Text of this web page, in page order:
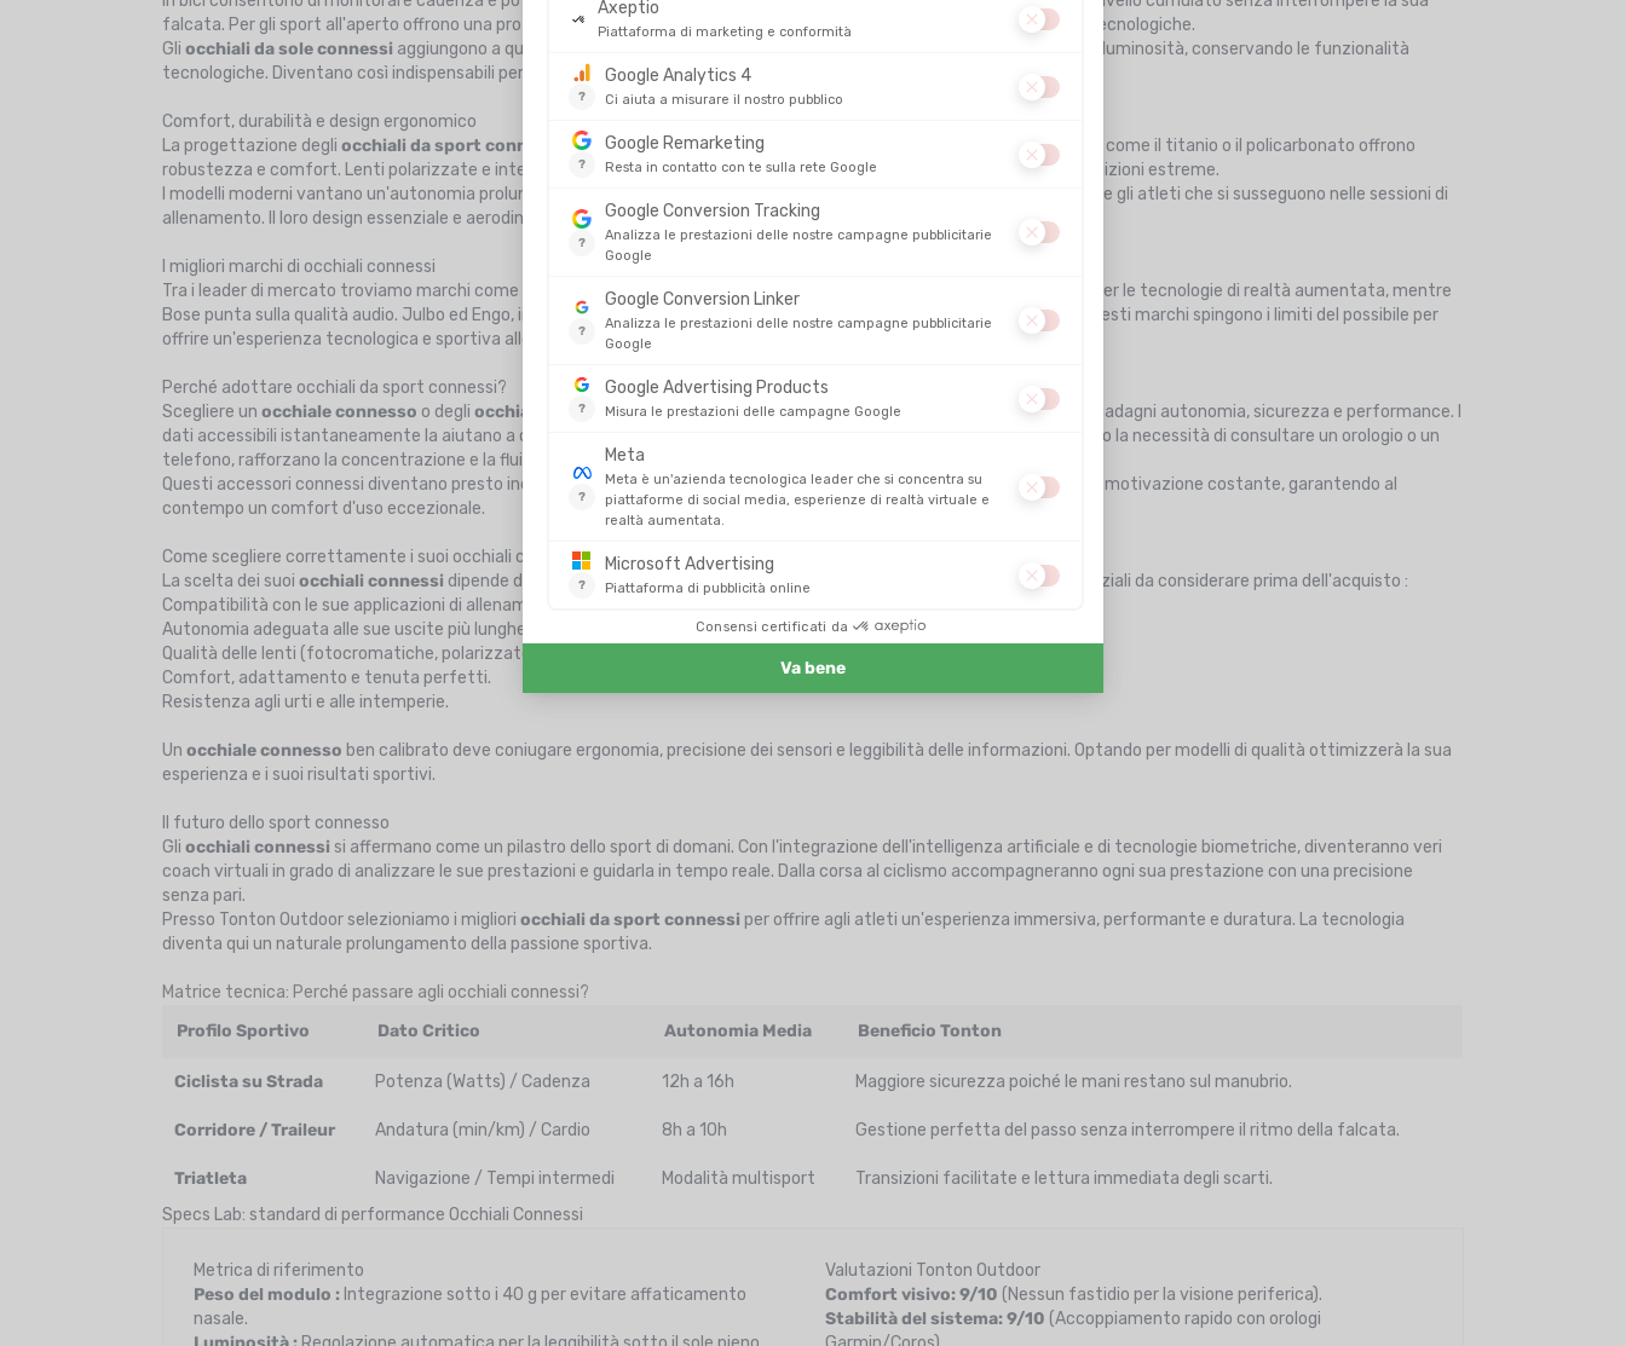
falcata. Per gli sport all'aperto offrono una protezione UV ottimale mantenendo contemporaneamente le funzionalità tecnologiche.
Gliocchiali da sole connessi aggiungono a questi benefici una protezione oculare completa contro i raggi UV e l'intensa luminosità, conservando le funzionalità
tecnologiche. Diventano così indispensabili per uscite lunghe o competizioni sotto il sole.
Comfort, durabilità e design ergonomico
La progettazione degliocchiali da sport connessi
si basa su leggerezza, resistenza e durabilità. Materiali di alta gamma come il titanio o il policarbonato offrono
robustezza e comfort. Lenti polarizzate e intercambiabili assicurano chiarezza visiva senza compromessi, anche in condizioni estreme.
I modelli moderni vantano un'autonomia prolungata che può raggiungere fino a 8 ore. La ricarica rapida via USB-C convince gli atleti che si susseguono nelle sessioni di
allenamento. Il loro design essenziale e aerodinamico si integra perfettamente nel corredo dell'atleta connesso.
I migliori marchi di occhiali connessi
Tra i leader di mercato troviamo marchi come
Engo, Bosee Julbo. Gliocchiali Oakley connessi
si distinguono per le tecnologie di realtà aumentata, mentre
Bose punta sulla qualità audio. Julbo ed Engo, invece, combinano comfort, precisione ottica e connettività avanzata. Questi marchi spingono i limiti del possibile per
offrire un'esperienza tecnologica e sportiva allo stesso tempo.
Perché adottare occhiali da sport connessi?
Scegliere unocchiale connesso o degliocchiali da sole connessipermette di vivere una nuova esperienza sportiva. Guadagni autonomia, sicurezza e performance. I
dati accessibili istantaneamente la aiutano a comprendere meglio il suo sforzo e a progredire più rapidamente. Eliminando la necessità di consultare un orologio o un
telefono, rafforzano la concentrazione e la fluidità del movimento.
Questi accessori connessi diventano presto indispensabili per gli atleti esigenti: apportano un monitoraggio preciso e una motivazione costante, garantendo al
contempo un comfort d'uso eccezionale.
Come scegliere correttamente i suoi occhiali connessi?
La scelta dei suoiocchiali connessi dipende dalla sua pratica, dalle sue aspettative e dal suo budget. Ecco i criteri essenziali da considerare prima dell'acquisto :
Compatibilità con le sue applicazioni di allenamento e i suoi dispositivi GPS.
Autonomia adeguata alle sue uscite più lunghe.
Qualità delle lenti (fotocromatiche, polarizzate o intercambiabili).
Comfort, adattamento e tenuta perfetti.
Resistenza agli urti e alle intemperie.
Unocchiale connesso ben calibrato deve coniugare ergonomia, precisione dei sensori e leggibilità delle informazioni. Optando per modelli di qualità ottimizzerà la sua
esperienza e i suoi risultati sportivi.
Il futuro dello sport connesso
Gliocchiali connessi si affermano come un pilastro dello sport di domani. Con l'integrazione dell'intelligenza artificiale e di tecnologie biometriche, diventeranno veri
coach virtuali in grado di analizzare le sue prestazioni e guidarla in tempo reale. Dalla corsa al ciclismo accompagneranno ogni sua prestazione con una precisione
senza pari.
Presso Tonton Outdoor selezioniamo i miglioriocchiali da sport connessi per offrire agli atleti un'esperienza immersiva, performante e duratura. La tecnologia
diventa qui un naturale prolungamento della passione sportiva.
Matrice tecnica: Perché passare agli occhiali connessi?
Profilo Sportivo
Dato Critico Autonomia Media Beneficio Tonton
Ciclista su Strada Potenza (Watts) / Cadenza 12h a 16h Maggiore sicurezza poiché le mani restano sul manubrio.
Corridore / Traileur Andatura (min/km) / Cardio 8h a 10h Gestione perfetta del passo senza interrompere il ritmo della falcata.
Triatleta Navigazione / Tempi intermedi Modalità multisport
Transizioni facilitate e lettura immediata degli scarti.
Specs Lab: standard di performance Occhiali Connessi
Metrica di riferimento
Peso del modulo : Integrazione sotto i 40 g per evitare affaticamento
nasale.
Valutazioni Tonton Outdoor
Comfort visivo: 9/10 (Nessun fastidio per la visione periferica).
Stabilità del sistema: 9/10 (Accoppiamento rapido con orologi